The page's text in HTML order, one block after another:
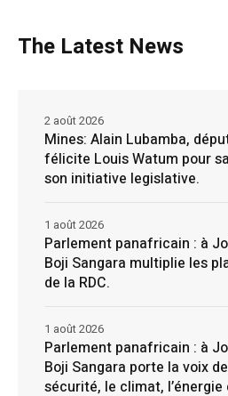
The Latest News
Mines: Alain Lubamba,
félicite Louis Watum pour
son initiative legislative.
2 août 2026
Parlement panafricain : à
Boji Sangara multiplie les
de la RDC.
1 août 2026
Parlement panafricain : à
Boji Sangara porte la voix
sécurité, le climat, l’énergie
1 août 2026